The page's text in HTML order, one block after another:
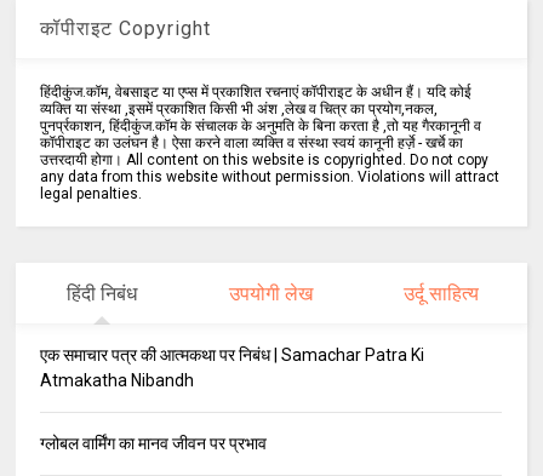
कॉपीराइट Copyright
हिंदीकुंज.कॉम, वेबसाइट या एप्स में प्रकाशित रचनाएं कॉपीराइट के अधीन हैं। यदि कोई
व्यक्ति या संस्था ,इसमें प्रकाशित किसी भी अंश ,लेख व चित्र का प्रयोग,नकल,
पुनर्प्रकाशन, हिंदीकुंज.कॉम के संचालक के अनुमति के बिना करता है ,तो यह गैरकानूनी व
कॉपीराइट का उलंघन है। ऐसा करने वाला व्यक्ति व संस्था स्वयं कानूनी हर्ज़े - खर्चे का
उत्तरदायी होगा। All content on this website is copyrighted. Do not copy
any data from this website without permission. Violations will attract
legal penalties.
हिंदी निबंध उपयोगी लेख उर्दू साहित्य
एक समाचार पत्र की आत्मकथा पर निबंध | Samachar Patra Ki
Atmakatha Nibandh
ग्लोबल वार्मिंग का मानव जीवन पर प्रभाव